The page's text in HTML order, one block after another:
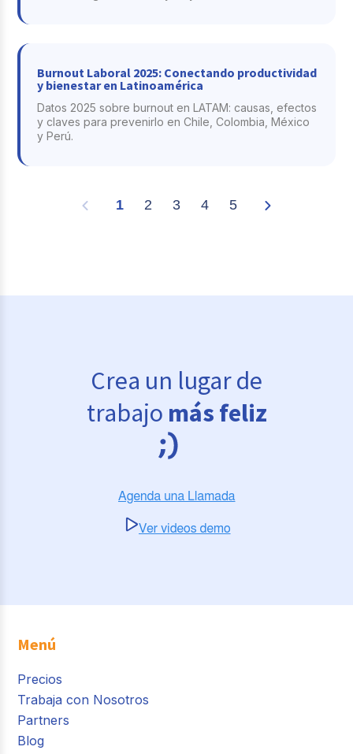
Burnout Laboral 2025: Conectando productividad
y bienestar en Latinoamérica
Datos 2025 sobre burnout en LATAM: causas, efectos
y claves para prevenirlo en Chile, Colombia, México
y Perú.
1 2 3 4 5
Crea un lugar de
trabajo más feliz
Menú
Precios
Trabaja con Nosotros
Partners
Blog